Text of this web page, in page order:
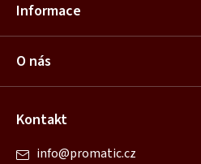
t
e
Informace
O nás
Kontakt
info@promatic.cz